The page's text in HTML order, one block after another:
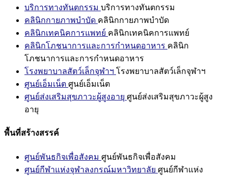
บริการทางทันตกรรม บริการทางทันตกรรม
คลินิกกายภาพบำบัด คลินิกกายภาพบำบัด
คลินิกเทคนิคการแพทย์ คลินิกเทคนิคการแพทย์
คลินิกโภชนาการและการกำหนดอาหาร คลินิก
โภชนาการและการกำหนดอาหาร
โรงพยาบาลสัตว์เล็กจุฬาฯ โรงพยาบาลสัตว์เล็กจุฬาฯ
ศูนย์เอ็มเน็ต ศูนย์เอ็มเน็ต
ศูนย์ส่งเสริมสุขภาวะผู้สูงอายุ ศูนย์ส่งเสริมสุขภาวะผู้สูง
อายุ
พื้นที่สร้างสรรค์
ศูนย์พันธกิจเพื่อสังคม ศูนย์พันธกิจเพื่อสังคม
ศูนย์กีฬาแห่งจุฬาลงกรณ์มหาวิทยาลัย ศูนย์กีฬาแห่ง